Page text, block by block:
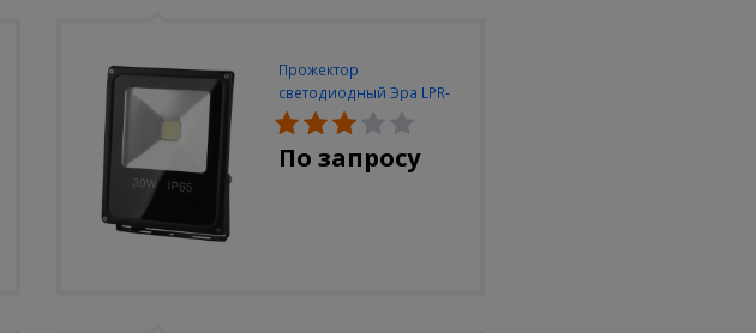
Прожектор
светодиодный Эра LPR-
30W-6500K-M
По запросу